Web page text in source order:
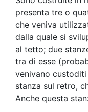
presenta tre o
che veniva
dalla quale si
al tetto; due
tra di esse
venivano
stanza sul retro,
Anche questa